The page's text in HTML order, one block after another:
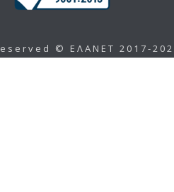
© ΕΛΑΝΕΤ 2017-